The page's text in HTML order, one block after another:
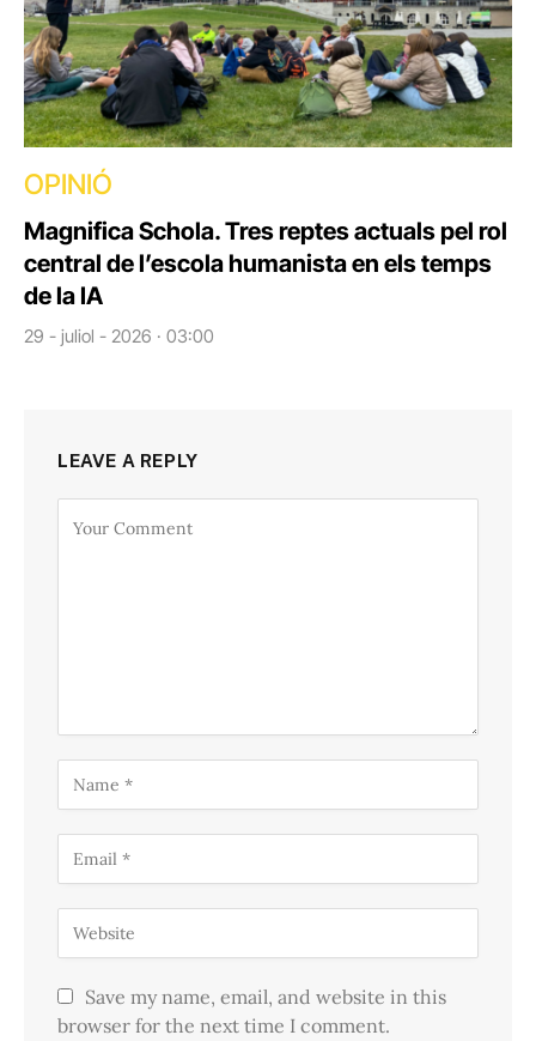
OPINIÓ
Magnifica Schola. Tres reptes actuals pel rol
central de l’escola humanista en els temps
de la IA
29 - juliol - 2026 · 03:00
LEAVE A REPLY
Save my name, email, and website in this
browser for the next time I comment.